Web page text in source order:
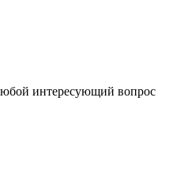
интересующий вопрос